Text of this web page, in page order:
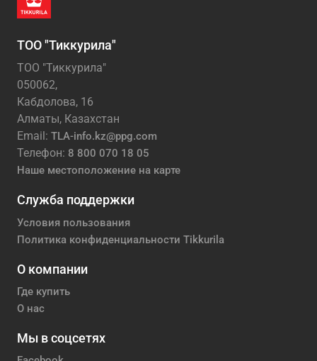
ТОО "Тиккурила"
ТОО "Тиккурила"
050062,
Кабдолова, 16
Алматы, Казахстан
Email: TLA-info.kz@ppg.com
Телефон: 8 800 070 18 05
Наше местоположение на карте
Служба поддержки
Условия пользования
Политика конфиденциальности Tikkurila
О компании
Где купить
О нас
Мы в соцсетях